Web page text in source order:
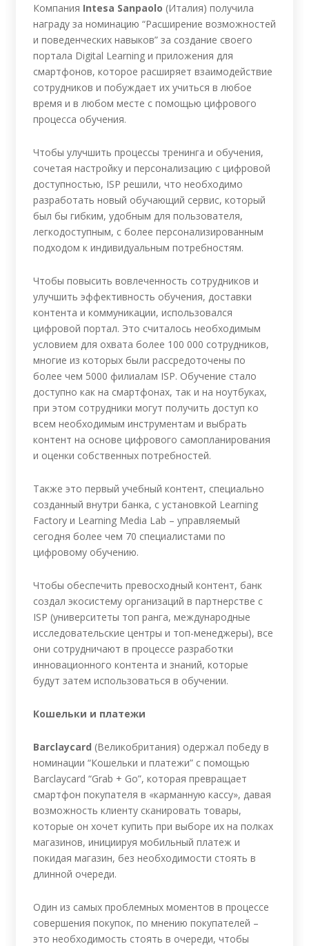
Компания Intesa Sanpaolo (Италия) получила
награду за номинацию “Расширение возможностей
и поведенческих навыков” за создание своего
портала Digital Learning и приложения для
смартфонов, которое расширяет взаимодействие
сотрудников и побуждает их учиться в любое
время и в любом месте с помощью цифрового
процесса обучения.
Чтобы улучшить процессы тренинга и обучения,
сочетая настройку и персонализацию с цифровой
доступностью, ISP решили, что необходимо
разработать новый обучающий сервис, который
был бы гибким, удобным для пользователя,
легкодоступным, с более персонализированным
подходом к индивидуальным потребностям.
Чтобы повысить вовлеченность сотрудников и
улучшить эффективность обучения, доставки
контента и коммуникации, использовался
цифровой портал. Это считалось необходимым
условием для охвата более 100 000 сотрудников,
многие из которых были рассредоточены по
более чем 5000 филиалам ISP. Обучение стало
доступно как на смартфонах, так и на ноутбуках,
при этом сотрудники могут получить доступ ко
всем необходимым инструментам и выбрать
контент на основе цифрового самопланирования
и оценки собственных потребностей.
Также это первый учебный контент, специально
созданный внутри банка, с установкой Learning
Factory и Learning Media Lab – управляемый
сегодня более чем 70 специалистами по
цифровому обучению.
Чтобы обеспечить превосходный контент, банк
создал экосистему организаций в партнерстве с
ISP (университеты топ ранга, международные
исследовательские центры и топ-менеджеры), все
они сотрудничают в процессе разработки
инновационного контента и знаний, которые
будут затем использоваться в обучении.
Кошельки и платежи
Barclaycard (Великобритания) одержал победу в
номинации “Кошельки и платежи” с помощью
Barclaycard “Grab + Go”, которая превращает
смартфон покупателя в «карманную кассу», давая
возможность клиенту сканировать товары,
которые он хочет купить при выборе их на полках
магазинов, инициируя мобильный платеж и
покидая магазин, без необходимости стоять в
длинной очереди.
Один из самых проблемных моментов в процессе
совершения покупок, по мнению покупателей –
это необходимость стоять в очереди, чтобы